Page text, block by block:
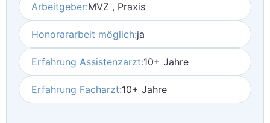
Arbeitgeber:MVZ , Praxis
Honorararbeit möglich:ja
Erfahrung Assistenzarzt:10+ Jahre
Erfahrung Facharzt:10+ Jahre